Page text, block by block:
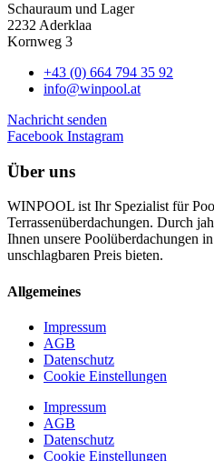
Schauraum und Lager
2232 Aderklaa
Kornweg 3
+43 (0) 664 794 35 92
info@winpool.at
Nachricht senden
Facebook Instagram
Über uns
WINPOOL ist Ihr Spezialist für
Terrassenüberdachungen. Durch
Ihnen unsere Poolüberdachungen
unschlagbaren Preis bieten.
Allgemeines
Impressum
AGB
Datenschutz
Cookie Einstellungen
Impressum
AGB
Datenschutz
Cookie Einstellungen